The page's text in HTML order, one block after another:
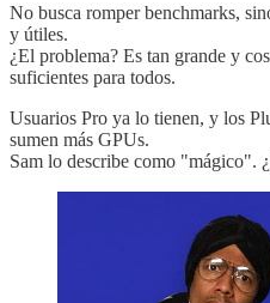
No busca romper benchmarks,
y útiles.
¿El problema? Es tan grande y
suficientes para todos.
Usuarios Pro ya lo tienen, y los
sumen más GPUs.
Sam lo describe como "mágico".